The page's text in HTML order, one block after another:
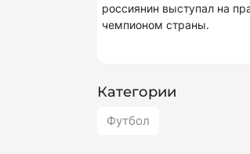
россиянин выступал на
чемпионом страны.
Категории
Футбол